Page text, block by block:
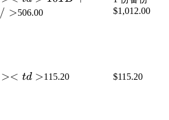
/ >506.00
$1,012.00
>< td >115.20 $115.20